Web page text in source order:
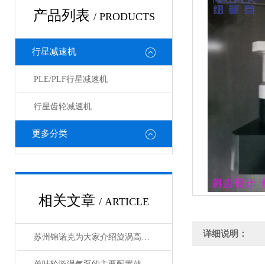
产品列表 / PRODUCTS
行星减速机
PLE/PLF行星减速机
行星齿轮减速机
更多分类
相关文章 / ARTICLE
苏州锦诺克为大家介绍旋涡高压风机四种密封方式 详细说明：